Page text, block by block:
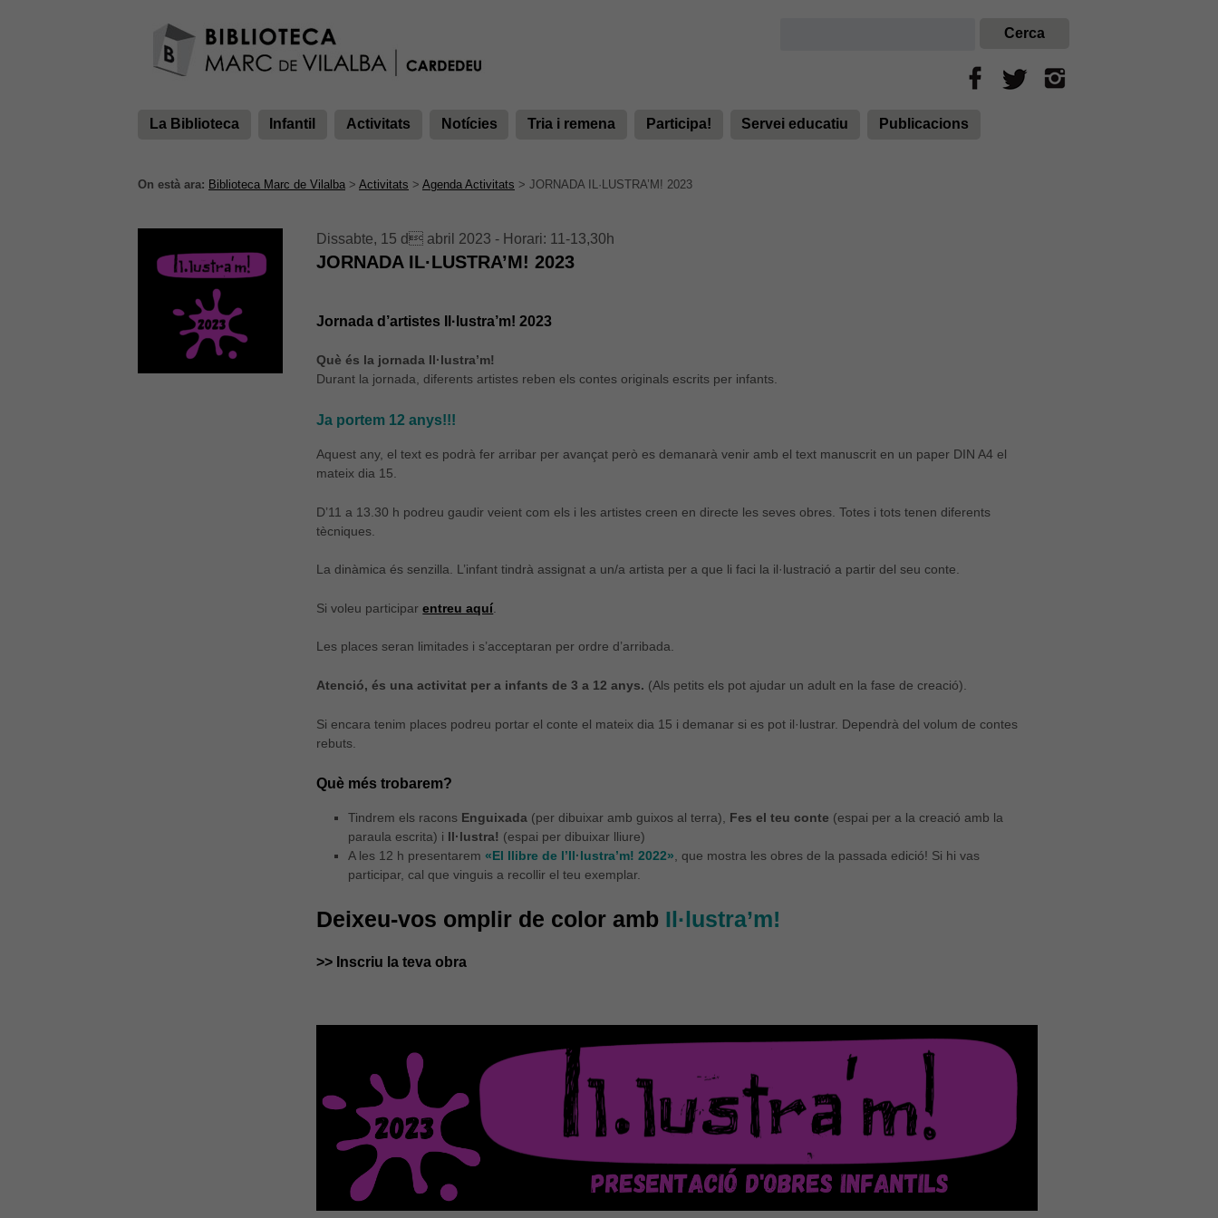
La Biblioteca Infantil Activitats Notícies Tria i remena Participa! Servei educatiu Publicacions
On està ara: Biblioteca Marc de Vilalba > Activitats > Agenda Activitats > JORNADA IL·LUSTRA’M! 2023
Dissabte, 15 d abril 2023 - Horari: 11-13,30h
JORNADA IL·LUSTRA’M! 2023
Jornada d’artistes Il·lustra’m! 2023
Què és la jornada Il·lustra’m!
Durant la jornada, diferents artistes reben els contes originals escrits per infants.
Ja portem 12 anys!!!
Aquest any, el text es podrà fer arribar per avançat però es demanarà venir amb el text manuscrit en un paper DIN A4 el
mateix dia 15.
D’11 a 13.30 h podreu gaudir veient com els i les artistes creen en directe les seves obres. Totes i tots tenen diferents
tècniques.
La dinàmica és senzilla. L’infant tindrà assignat a un/a artista per a que li faci la il·lustració a partir del seu conte.
Si voleu participarentreu aquí
Les places seran limitades i s’acceptaran per ordre d’arribada.
Atenció, és una activitat per a infants de 3 a 12 anys. (Als petits els pot ajudar un adult en la fase de creació).
Si encara tenim places podreu portar el conte el mateix dia 15 i demanar si es pot il·lustrar. Dependrà del volum de contes
rebuts.
Què més trobarem?
Tindrem els racons Enguixada (per dibuixar amb guixos al terra), Fes el teu conte (espai per a la creació amb la
paraula escrita) i Il·lustra! (espai per dibuixar lliure)
A les 12 h presentarem«El llibre de l’Il·lustra’m! 2022», que mostra les obres de la passada edició! Si hi vas
participar, cal que vinguis a recollir el teu exemplar.
Deixeu-vos omplir de color amb Il·lustra’m!
>> Inscriu la teva obra
Aquestes
cookies no